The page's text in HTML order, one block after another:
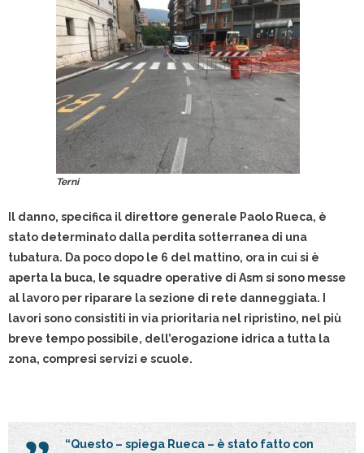
Terni
Il danno, specifica il direttore generale Paolo Rueca, è
stato determinato dalla perdita sotterranea di una
tubatura. Da poco dopo le 6 del mattino, ora in cui si è
aperta la buca, le squadre operative di Asm si sono messe
al lavoro per riparare la sezione di rete danneggiata. I
lavori sono consistiti in via prioritaria nel ripristino, nel più
breve tempo possibile, dell’erogazione idrica a tutta la
zona, compresi servizi e scuole.
“Questo – spiega Rueca – è stato fatto con